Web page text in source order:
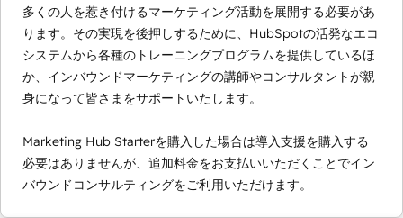
多くの人を惹き付けるマーケティング活動を展開する必要があ
ります。その実現を後押しするために、HubSpotの活発なエコ
システムから各種のトレーニングプログラムを提供しているほ
か、インバウンドマーケティングの講師やコンサルタントが親
身になって皆さまをサポートいたします。
Marketing Hub Starterを購入した場合は導入支援を購入する
必要はありませんが、追加料金をお支払いいただくことでイン
バウンドコンサルティングをご利用いただけます。